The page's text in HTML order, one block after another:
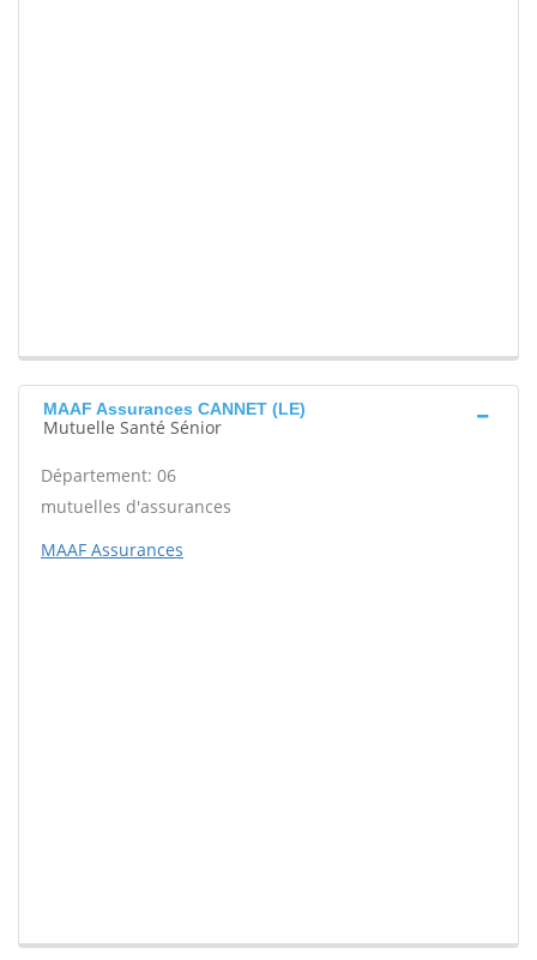
MAAF Assurances CANNET (LE)
Mutuelle Santé Sénior
Département: 06
mutuelles d'assurances
MAAF Assurances